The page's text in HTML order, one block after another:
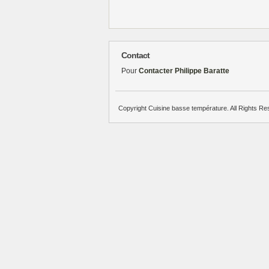
Contact
Pour Contacter Philippe Baratte
Copyright Cuisine basse température. All Rights